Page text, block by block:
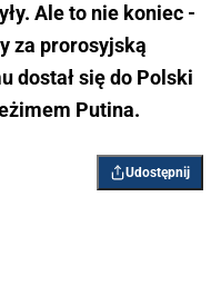
Ale to nie koniec -
za prorosyjską
dostał się do Polski
Putina.
Udostępnij